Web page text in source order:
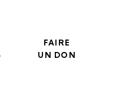
FAIRE
UN DON